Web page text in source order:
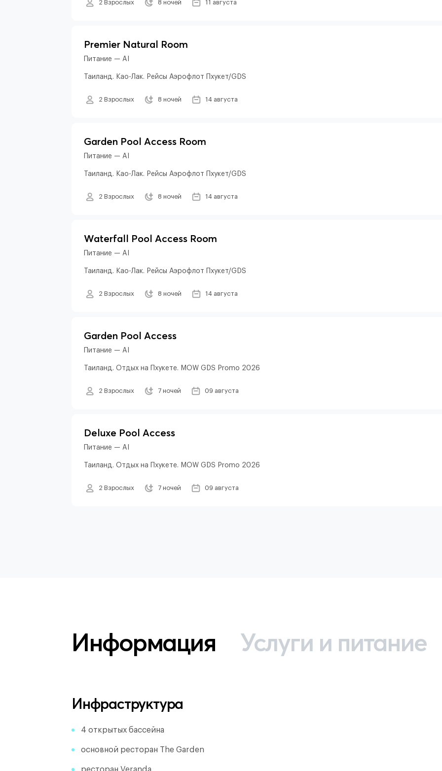
2 Взрослых 8 ночей 11 августа
Premier Natural Room
Питание — AI
Таиланд. Као-Лак. Рейсы Аэрофлот Пхукет/GDS
2 Взрослых 8 ночей 14 августа
Garden Pool Access Room
Питание — AI
Таиланд. Као-Лак. Рейсы Аэрофлот Пхукет/GDS
2 Взрослых 8 ночей 14 августа
Waterfall Pool Access Room
Питание — AI
Таиланд. Као-Лак. Рейсы Аэрофлот Пхукет/GDS
2 Взрослых 8 ночей 14 августа
Garden Pool Access
Питание — AI
Таиланд. Отдых на Пхукете. MOW GDS Promo 2026
2 Взрослых 7 ночей 09 августа
Deluxe Pool Access
Питание — AI
Таиланд. Отдых на Пхукете. MOW GDS Promo 2026
2 Взрослых 7 ночей 09 августа
Информация Услуги и питание
Инфраструктура
4 открытых бассейна
основной ресторан The Garden